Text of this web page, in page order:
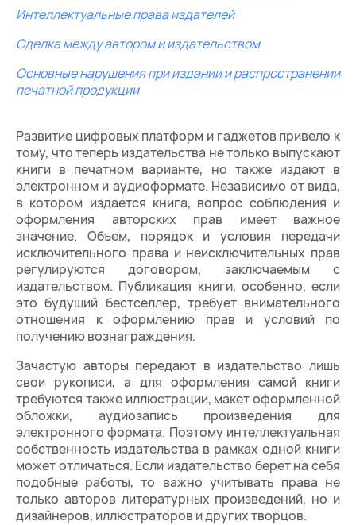
Интеллектуальные права издателей
Сделка между автором и издательством
Основные нарушения при издании и распространении
печатной продукции
Развитие цифровых платформ и гаджетов привело к
тому, что теперь издательства не только выпускают
книги в печатном варианте, но также издают в
электронном и аудиоформате. Независимо от вида,
в котором издается книга, вопрос соблюдения и
оформления авторских прав имеет важное
значение. Объем, порядок и условия передачи
исключительного права и неисключительных прав
регулируются договором, заключаемым с
издательством. Публикация книги, особенно, если
это будущий бестселлер, требует внимательного
отношения к оформлению прав и условий по
получению вознаграждения.
Зачастую авторы передают в издательство лишь
свои рукописи, а для оформления самой книги
требуются также иллюстрации, макет оформленной
обложки, аудиозапись произведения для
электронного формата. Поэтому интеллектуальная
собственность издательства в рамках одной книги
может отличаться. Если издательство берет на себя
подобные работы, то важно учитывать права не
только авторов литературных произведений, но и
дизайнеров, иллюстраторов и других творцов.